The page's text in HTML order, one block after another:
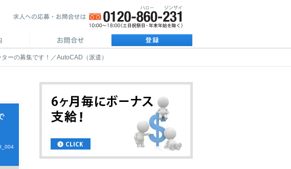
ーの募集です！／AutoCAD（派遣）